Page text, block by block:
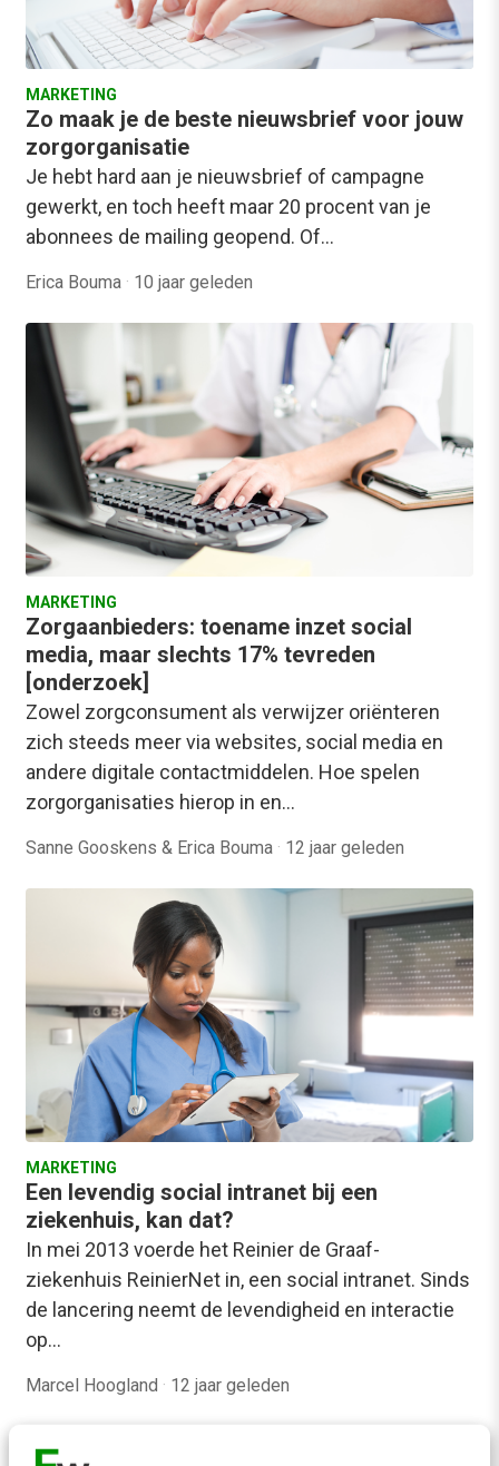
MARKETING
Zo maak je de beste nieuwsbrief voor jouw
zorgorganisatie
Je hebt hard aan je nieuwsbrief of campagne
gewerkt, en toch heeft maar 20 procent van je
abonnees de mailing geopend. Of…
Erica Bouma · 10 jaar geleden
MARKETING
Zorgaanbieders: toename inzet social
media, maar slechts 17% tevreden
[onderzoek]
Zowel zorgconsument als verwijzer oriënteren
zich steeds meer via websites, social media en
andere digitale contactmiddelen. Hoe spelen
zorgorganisaties hierop in en…
Sanne Gooskens & Erica Bouma · 12 jaar geleden
MARKETING
Een levendig social intranet bij een
ziekenhuis, kan dat?
In mei 2013 voerde het Reinier de Graaf-
ziekenhuis ReinierNet in, een social intranet. Sinds
de lancering neemt de levendigheid en interactie
op…
Marcel Hoogland · 12 jaar geleden